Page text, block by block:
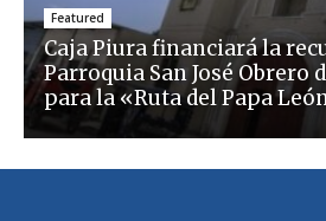
Featured
Caja Piura financiará la
Parroquia San José Obrero
para la «Ruta del Papa